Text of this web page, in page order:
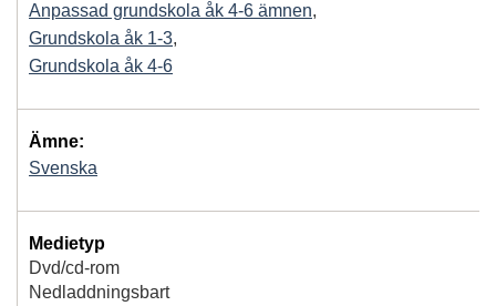
Anpassad grundskola åk 4-6 ämnen,
Grundskola åk 1-3,
Grundskola åk 4-6
Ämne:
Svenska
Medietyp
Dvd/cd-rom
Nedladdningsbart